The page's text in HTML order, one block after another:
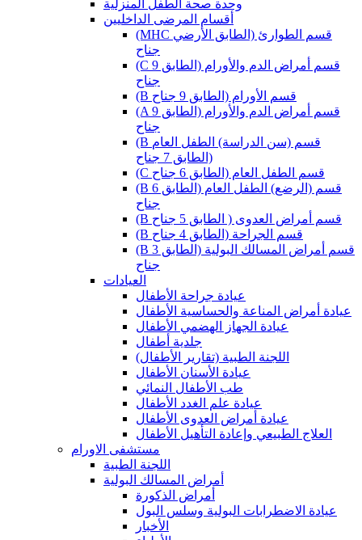
وحدة صحة الطفل المنزلية
أقسام المرضى الداخليين
(MHC قسم الطوارئ (الطابق الأرضي
جناح
(C قسم أمراض الدم والأورام (الطابق 9
جناح
(B قسم الأورام (الطابق 9 جناح
(A قسم أمراض الدم والأورام (الطابق 9
جناح
(B قسم (سن الدراسة) الطفل العام
(الطابق 7 جناح
(C قسم الطفل العام (الطابق 6 جناح
(B قسم (الرضع) الطفل العام (الطابق 6
جناح
(B قسم أمراض العدوى ( الطابق 5 جناح
(B قسم الجراحة (الطابق 4 جناح
(B قسم أمراض المسالك البولية (الطابق 3
جناح
العيادات
عيادة جراحة الأطفال
عيادة أمراض المناعة والحساسية الأطفال
عيادة الجهاز الهضمي الأطفال
جلدية أطفال
(اللجنة الطبية (تقارير الأطفال
عيادة الأسنان الأطفال
طب الأطفال النمائي
عيادة علم الغدد الأطفال
عيادة أمراض العدوى الأطفال
العلاج الطبيعي وإعادة التأهيل الأطفال
مستشفى الاورام
اللجنة الطبية
أمراض المسالك البولية
أمراض الذكورة
عيادة الاضطرابات البولية وسلس البول
الأخبار